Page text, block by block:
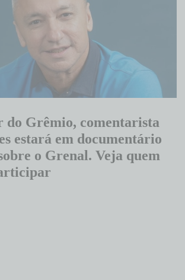
do Grêmio, comentarista
estará em documentário
o Grenal. Veja quem